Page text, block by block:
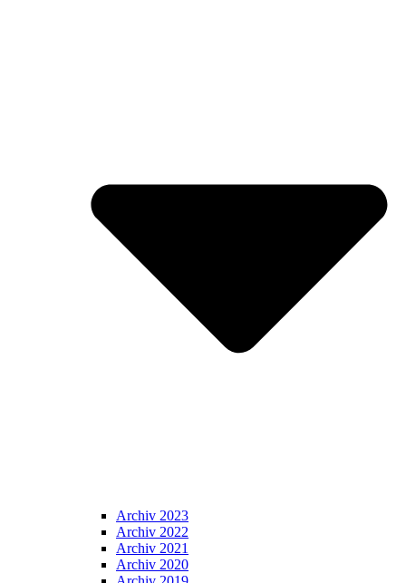
Archiv 2023
Archiv 2022
Archiv 2021
Archiv 2020